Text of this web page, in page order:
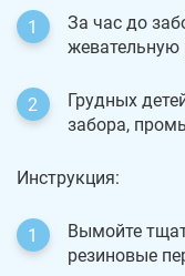
За час до
жевательную
Грудных
забора,
Инструкция:
Вымойте
резиновые